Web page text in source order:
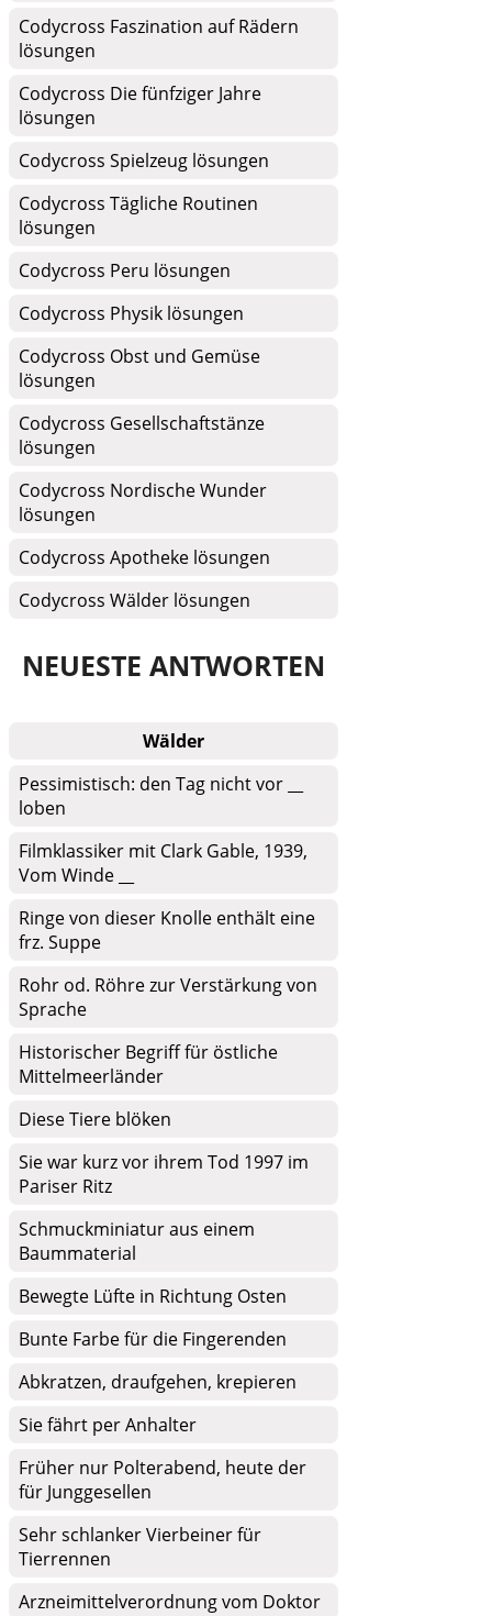
Codycross Faszination auf Rädern
lösungen
Codycross Die fünfziger Jahre
lösungen
Codycross Spielzeug lösungen
Codycross Tägliche Routinen
lösungen
Codycross Peru lösungen
Codycross Physik lösungen
Codycross Obst und Gemüse
lösungen
Codycross Gesellschaftstänze
lösungen
Codycross Nordische Wunder
lösungen
Codycross Apotheke lösungen
Codycross Wälder lösungen
NEUESTE ANTWORTEN
Wälder
Pessimistisch: den Tag nicht vor __
loben
Filmklassiker mit Clark Gable, 1939,
Vom Winde __
Ringe von dieser Knolle enthält eine
frz. Suppe
Rohr od. Röhre zur Verstärkung von
Sprache
Historischer Begriff für östliche
Mittelmeerländer
Diese Tiere blöken
Sie war kurz vor ihrem Tod 1997 im
Pariser Ritz
Schmuckminiatur aus einem
Baummaterial
Bewegte Lüfte in Richtung Osten
Bunte Farbe für die Fingerenden
Abkratzen, draufgehen, krepieren
Sie fährt per Anhalter
Früher nur Polterabend, heute der
für Junggesellen
Sehr schlanker Vierbeiner für
Tierrennen
Arzneimittelverordnung vom Doktor